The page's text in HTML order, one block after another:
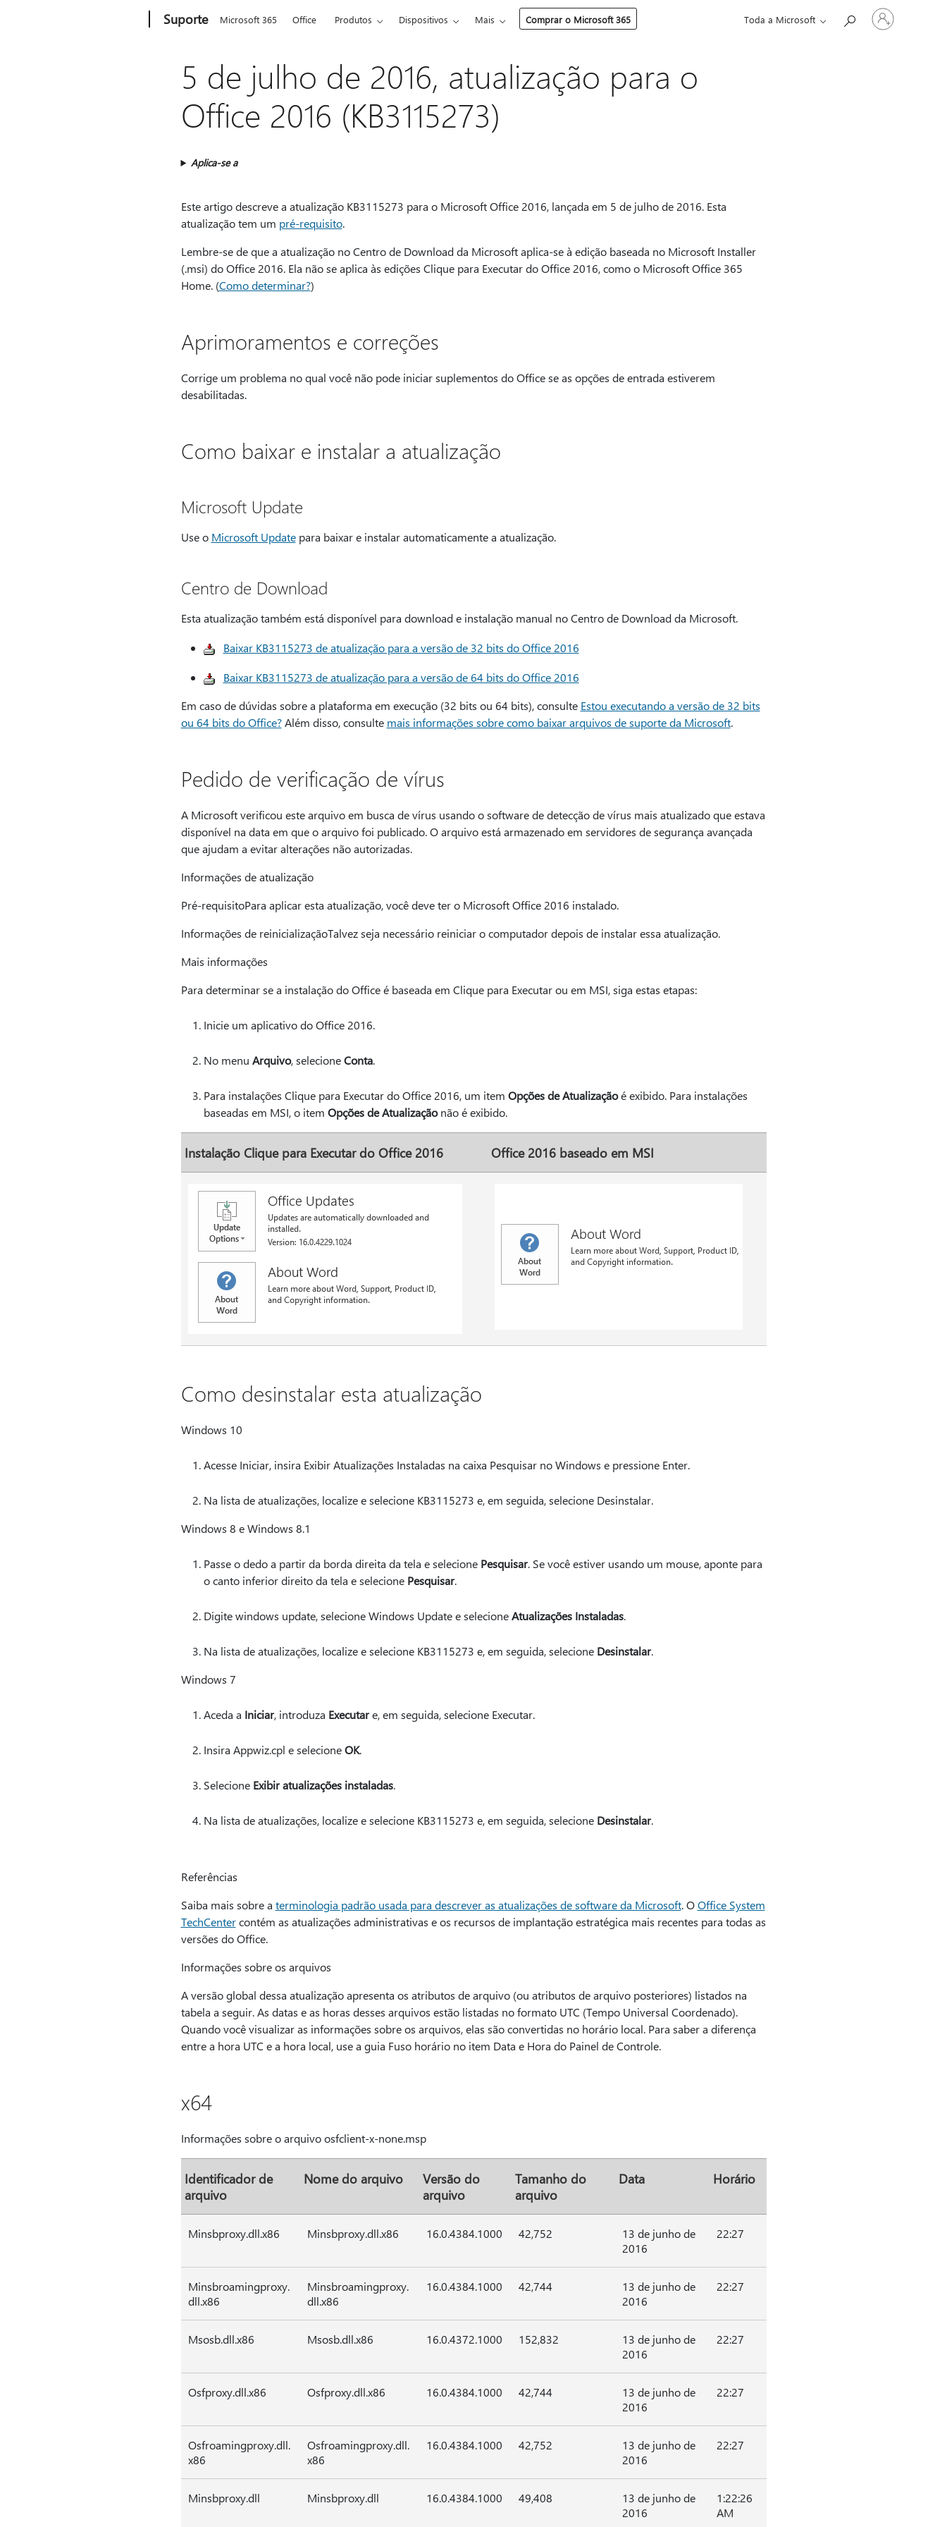
Suporte Microsoft 365 Office Produtos Dispositivos Mais Comprar o Microsoft 365 Toda a Microsoft
Entre
em
sua
5 de julho de 2016, atualização para o
Office 2016 (KB3115273)
Aplica-se a
Este artigo descreve a atualização KB3115273 para o Microsoft Office 2016, lançada em 5 de julho de 2016. Esta
atualização tem um pré-requisito.
Lembre-se de que a atualização no Centro de Download da Microsoft aplica-se à edição baseada no Microsoft Installer
(.msi) do Office 2016. Ela não se aplica às edições Clique para Executar do Office 2016, como o Microsoft Office 365
Home. (Como determinar?)
Aprimoramentos e correções
Corrige um problema no qual você não pode iniciar suplementos do Office se as opções de entrada estiverem
desabilitadas.
Como baixar e instalar a atualização
Microsoft Update
Use o Microsoft Updatepara baixar e instalar automaticamente a atualização.
Centro de Download
Esta atualização também está disponível para download e instalação manual no Centro de Download da Microsoft.
Baixar KB3115273 de atualização para a versão de 32 bits do Office 2016
Baixar KB3115273 de atualização para a versão de 64 bits do Office 2016
Em caso de dúvidas sobre a plataforma em execução (32 bits ou 64 bits), consulte Estou executando a versão de 32 bits
ou 64 bits do Office?Além disso, consulte mais informações sobre como baixar arquivos de suporte da Microsoft.
Pedido de verificação de vírus
A Microsoft verificou este arquivo em busca de vírus usando o software de detecção de vírus mais atualizado que estava
disponível na data em que o arquivo foi publicado. O arquivo está armazenado em servidores de segurança avançada
que ajudam a evitar alterações não autorizadas.
Informações de atualização
Pré-requisitoPara aplicar esta atualização, você deve ter o Microsoft Office 2016 instalado.
Informações de reinicializaçãoTalvez seja necessário reiniciar o computador depois de instalar essa atualização.
Mais informações
Para determinar se a instalação do Office é baseada em Clique para Executar ou em MSI, siga estas etapas:
Inicie um aplicativo do Office 2016.
No menu Arquivo, selecioneConta.
Para instalações Clique para Executar do Office 2016, um item Opções de Atualizaçãoé exibido. Para instalações
baseadas em MSI, o item Opções de Atualizaçãonão é exibido.
Instalação Clique para Executar do Office 2016 Office 2016 baseado em MSI
Como desinstalar esta atualização
Windows 10
Acesse Iniciar, insira Exibir Atualizações Instaladas na caixa Pesquisar no Windows e pressione Enter.
Na lista de atualizações, localize e selecione KB3115273 e, em seguida, selecione Desinstalar.
Windows 8 e Windows 8.1
Passe o dedo a partir da borda direita da tela e selecione Pesquisar. Se você estiver usando um mouse, aponte para
o canto inferior direito da tela e selecione Pesquisar.
Digite windows update, selecione Windows Update e selecioneAtualizações Instaladas.
Na lista de atualizações, localize e selecione KB3115273 e, em seguida, selecione Desinstalar.
Windows 7
Aceda a Iniciar, introduza Executare, em seguida, selecione Executar.
Insira Appwiz.cpl e selecioneOK.
Selecione Exibir atualizações instaladas.
Na lista de atualizações, localize e selecione KB3115273 e, em seguida, selecione Desinstalar.
Referências
Saiba mais sobre a terminologia padrão usada para descrever as atualizações de software da Microsoft. OOffice System
TechCentercontém as atualizações administrativas e os recursos de implantação estratégica mais recentes para todas as
versões do Office.
Informações sobre os arquivos
A versão global dessa atualização apresenta os atributos de arquivo (ou atributos de arquivo posteriores) listados na
tabela a seguir. As datas e as horas desses arquivos estão listadas no formato UTC (Tempo Universal Coordenado).
Quando você visualizar as informações sobre os arquivos, elas são convertidas no horário local. Para saber a diferença
entre a hora UTC e a hora local, use a guia Fuso horário no item Data e Hora do Painel de Controle.
x64
Informações sobre o arquivo osfclient-x-none.msp
Identificador de
arquivo
Nome do arquivo
Versão do
arquivo
Tamanho do
arquivo
Data Horário
Minsbproxy.dll.x86 Minsbproxy.dll.x86 16.0.4384.1000 42,752
13 de junho de
2016
22:27
Minsbroamingproxy.
dll.x86
Minsbroamingproxy.
dll.x86
16.0.4384.1000 42,744
13 de junho de
2016
22:27
Msosb.dll.x86 Msosb.dll.x86 16.0.4372.1000 152,832
13 de junho de
2016
22:27
Osfproxy.dll.x86 Osfproxy.dll.x86 16.0.4384.1000 42,744
13 de junho de
2016
22:27
Osfroamingproxy.dll.
x86
Osfroamingproxy.dll.
x86
16.0.4384.1000 42,752
13 de junho de
2016
22:27
Minsbproxy.dll Minsbproxy.dll 16.0.4384.1000 49,408
13 de junho de
2016
1:22:26
AM